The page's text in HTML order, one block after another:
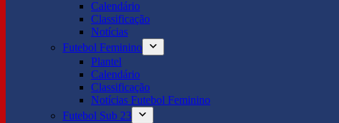
Calendário
Classificação
Notícias
Futebol Feminino
Plantel
Calendário
Classificação
Notícias Futebol Feminino
Futebol Sub 23